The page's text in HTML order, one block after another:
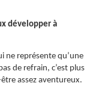
développer à
ne représente qu’une
de refrain, c’est plus
assez aventureux.